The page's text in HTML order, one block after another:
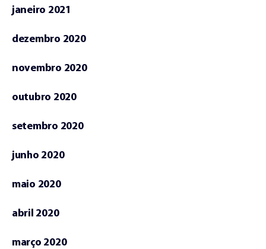
janeiro 2021
dezembro 2020
novembro 2020
outubro 2020
setembro 2020
junho 2020
maio 2020
abril 2020
março 2020